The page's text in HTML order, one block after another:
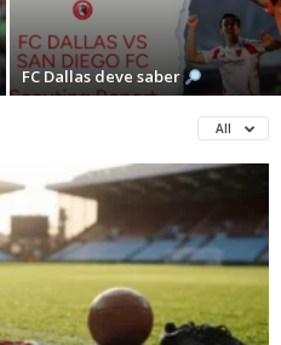
FC Dallas deve saber
All